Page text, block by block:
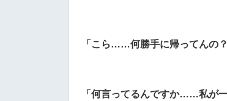
「こら……何勝手に帰ってんの
「何言ってるんですか……私が